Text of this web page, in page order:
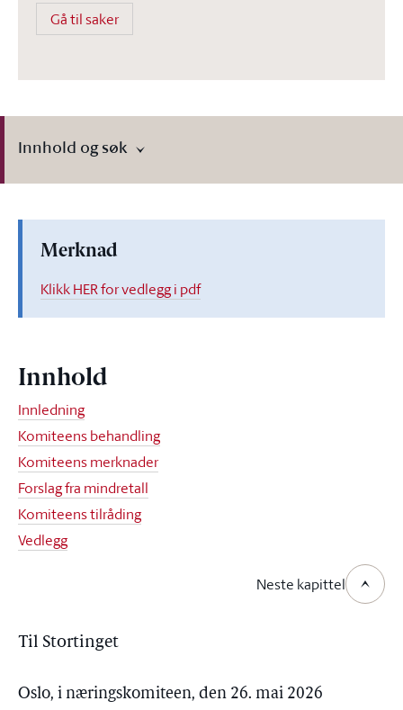
Gå til saker
Innhold og søk
Merknad
Klikk HER for vedlegg i pdf
Innhold
Innledning
Komiteens behandling
Komiteens merknader
Forslag fra mindretall
Komiteens tilråding
Vedlegg
Neste kapittel
Til Stortinget
Oslo, i næringskomiteen, den 26. mai 2026